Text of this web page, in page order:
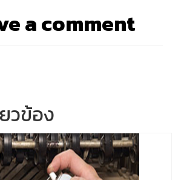
a comment
วข้อง